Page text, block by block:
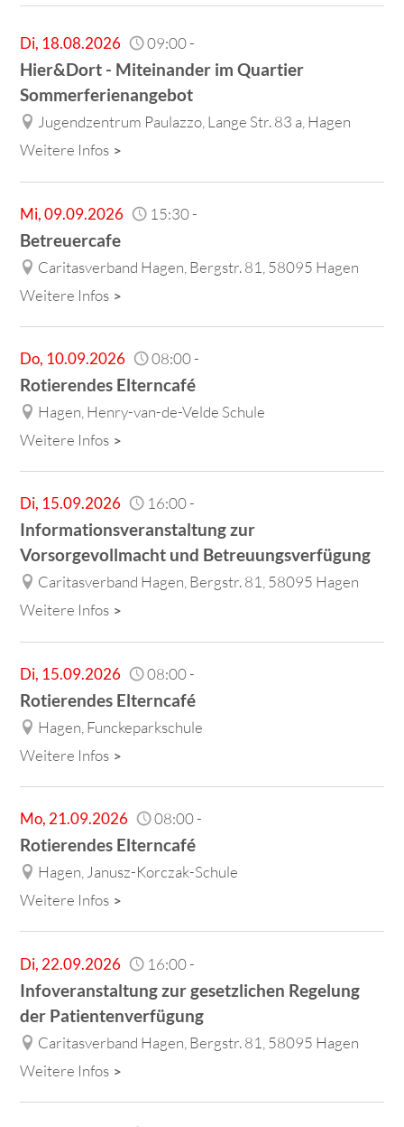
Di, 18.08.2026 09:00-
Hier&Dort - Miteinander im Quartier
Sommerferienangebot
Jugendzentrum Paulazzo, Lange Str. 83 a, Hagen
Weitere Infos
Mi,09.09.2026 15:30-
Betreuercafe
Caritasverband Hagen, Bergstr. 81, 58095 Hagen
Weitere Infos
Do, 10.09.2026 08:00-
Rotierendes Elterncafé
Hagen, Henry-van-de-Velde Schule
Weitere Infos
Di, 15.09.2026 16:00-
Informationsveranstaltung zur
Vorsorgevollmacht und Betreuungsverfügung
Caritasverband Hagen, Bergstr. 81, 58095 Hagen
Weitere Infos
Di, 15.09.2026 08:00-
Rotierendes Elterncafé
Hagen, Funckeparkschule
Weitere Infos
Mo, 21.09.2026 08:00-
Rotierendes Elterncafé
Hagen, Janusz-Korczak-Schule
Weitere Infos
Di, 22.09.2026 16:00-
Infoveranstaltung zur gesetzlichen Regelung
der Patientenverfügung
Caritasverband Hagen, Bergstr. 81, 58095 Hagen
Weitere Infos